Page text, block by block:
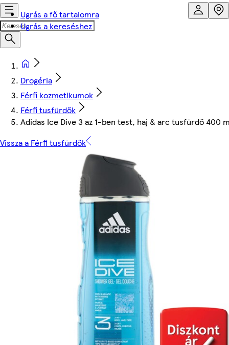
Ugrás a fő tartalomra
Ugrás a kereséshez
Drogéria
Férfi kozmetikumok
Férfi tusfürdők
Adidas Ice Dive 3 az 1-ben test, haj & arc tusfürdő 400
Vissza a Férfi tusfürdők